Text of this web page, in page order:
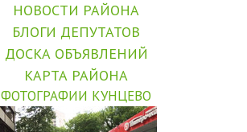
НОВОСТИ РАЙОНА
БЛОГИ ДЕПУТАТОВ
ДОСКА ОБЪЯВЛЕНИЙ
КАРТА РАЙОНА
ФОТОГРАФИИ КУНЦЕВО